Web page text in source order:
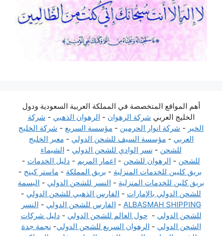
أهم المواقع المتخصصة في المملكة العربية السعودية ودول
الخليج العربي شركة الرهوان - الرهوان الذهبي - شركة
الخير - شركة انوار الحرمين - مؤسسة السريع - شركة الخليج
العربي - مؤسسة السيف للشحن الدولي - معبر الخليج
للشحن - نسر الوادي للشحن الدولي - الشيماء
للشحن - الرهوان للشحن - اعمار المريم - دليل الخدمات -
بريق كليين للخدمات المنزلية - بريق المملكة - ماستر كينج -
بريق كلين للخدمات المنزلية - النسر للشحن الدولي - البسمة
للشحن الدولي بالإمارات - الفارس الذهبي للشحن الدولي -
ALBASMAH SHIPPING
- الفارس للشحن الدولي - النسر
للشحن الدولي -حول العالم للشحن الدولي - دليل شركات
الشحن الدولي - الرهوان السريع للشحن الدولي- نجمة جدة